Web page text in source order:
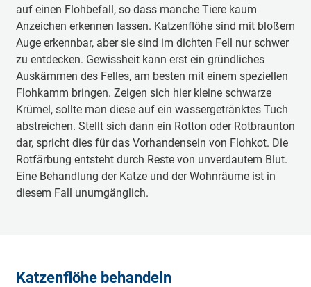
auf einen Flohbefall, so dass manche Tiere kaum
Anzeichen erkennen lassen. Katzenflöhe sind mit bloßem
Auge erkennbar, aber sie sind im dichten Fell nur schwer
zu entdecken. Gewissheit kann erst ein gründliches
Auskämmen des Felles, am besten mit einem speziellen
Flohkamm bringen. Zeigen sich hier kleine schwarze
Krümel, sollte man diese auf ein wassergetränktes Tuch
abstreichen. Stellt sich dann ein Rotton oder Rotbraunton
dar, spricht dies für das Vorhandensein von Flohkot. Die
Rotfärbung entsteht durch Reste von unverdautem Blut.
Eine Behandlung der Katze und der Wohnräume ist in
diesem Fall unumgänglich.
Katzenflöhe behandeln